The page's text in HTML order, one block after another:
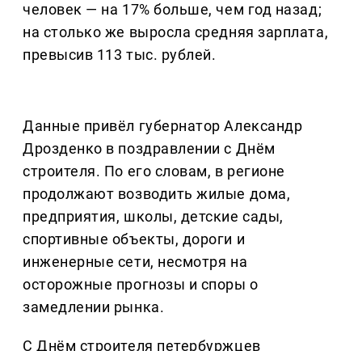
человек — на 17% больше, чем год назад;
на столько же выросла средняя зарплата,
превысив 113 тыс. рублей.
Данные привёл губернатор Александр
Дрозденко в поздравлении с Днём
строителя. По его словам, в регионе
продолжают возводить жилые дома,
предприятия, школы, детские сады,
спортивные объекты, дороги и
инженерные сети, несмотря на
осторожные прогнозы и споры о
замедлении рынка.
С Днём строителя петербуржцев